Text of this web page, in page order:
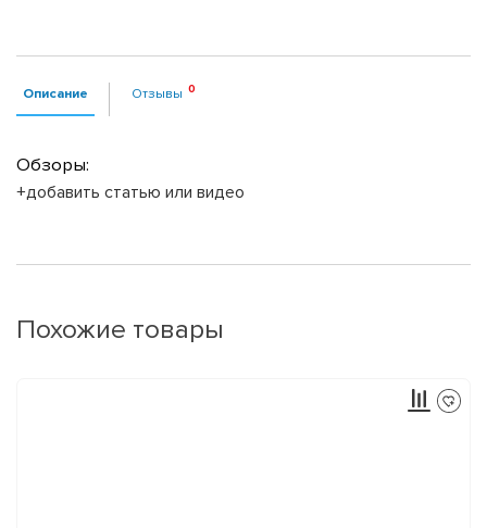
Описание Отзывы
Обзоры:
+добавить статью или видео
Похожие товары